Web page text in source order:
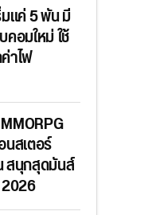
แค่ 5 พัน มี
อมใหม่ ใช้
าไฟ
สเตอร์
สนุกสุดมันส์